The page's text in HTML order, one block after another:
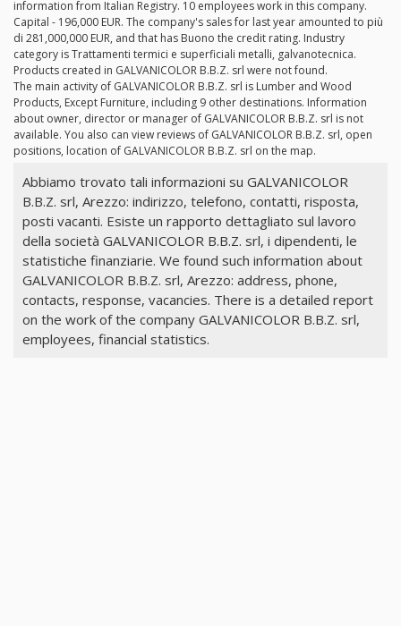
information from Italian Registry. 10 employees work in this company.
Capital - 196,000 EUR. The company's sales for last year amounted to più
di 281,000,000 EUR, and that has Buono the credit rating. Industry
category is Trattamenti termici e superficiali metalli, galvanotecnica.
Products created in GALVANICOLOR B.B.Z. srl were not found.
The main activity of GALVANICOLOR B.B.Z. srl is Lumber and Wood
Products, Except Furniture, including 9 other destinations. Information
about owner, director or manager of GALVANICOLOR B.B.Z. srl is not
available. You also can view reviews of GALVANICOLOR B.B.Z. srl, open
positions, location of GALVANICOLOR B.B.Z. srl on the map.
Abbiamo trovato tali informazioni su GALVANICOLOR
B.B.Z. srl, Arezzo: indirizzo, telefono, contatti, risposta,
posti vacanti. Esiste un rapporto dettagliato sul lavoro
della società GALVANICOLOR B.B.Z. srl, i dipendenti, le
statistiche finanziarie. We found such information about
GALVANICOLOR B.B.Z. srl, Arezzo: address, phone,
contacts, response, vacancies. There is a detailed report
on the work of the company GALVANICOLOR B.B.Z. srl,
employees, financial statistics.